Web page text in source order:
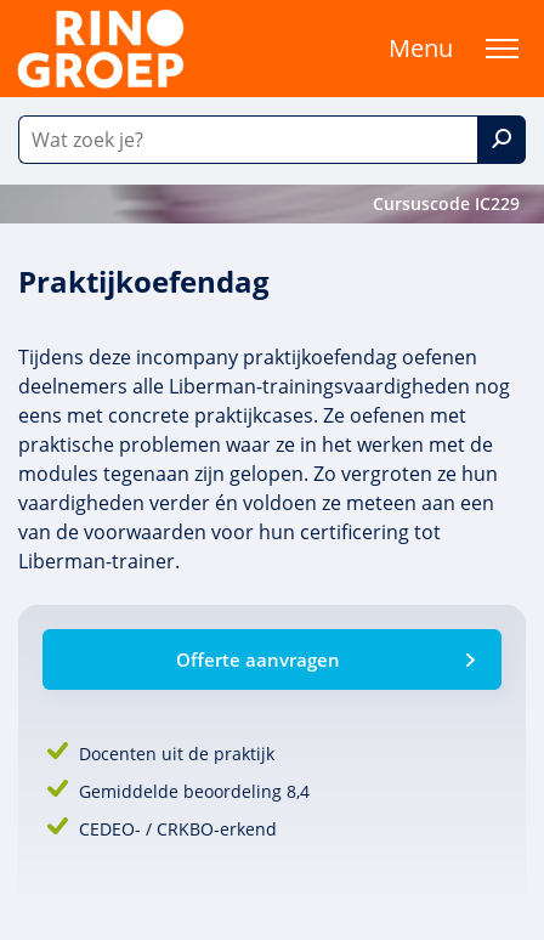
Menu
Cursuscode IC229
Praktijkoefendag
Tijdens deze incompany praktijkoefendag oefenen
deelnemers alle Liberman-trainingsvaardigheden nog
eens met concrete praktijkcases. Ze oefenen met
praktische problemen waar ze in het werken met de
modules tegenaan zijn gelopen. Zo vergroten ze hun
vaardigheden verder én voldoen ze meteen aan een
van de voorwaarden voor hun certificering tot
Liberman-trainer.
Offerte aanvragen
Docenten uit de praktijk
Gemiddelde beoordeling 8,4
CEDEO- / CRKBO-erkend